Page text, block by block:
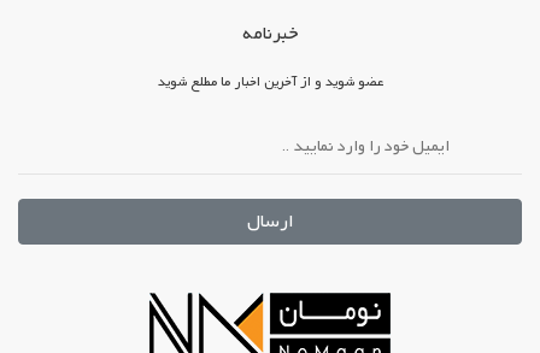
خبرنامه
عضو شوید و از آخرین اخبار ما مطلع شوید
ارسال